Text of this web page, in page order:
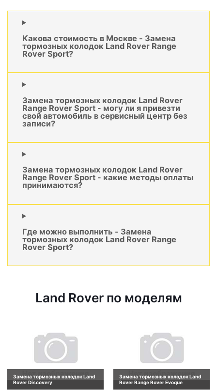
Какова стоимость в Москве - Замена
тормозных колодок Land Rover Range
Rover Sport?
Замена тормозных колодок Land Rover
Range Rover Sport - могу ли я привезти
свой автомобиль в сервисный центр без
записи?
Замена тормозных колодок Land Rover
Range Rover Sport - какие методы оплаты
принимаются?
Где можно выполнить - Замена
тормозных колодок Land Rover Range
Rover Sport?
Land Rover по моделям
Замена тормозных колодок Land
Rover Discovery
Замена тормозных колодок Land
Rover Range Rover Evoque